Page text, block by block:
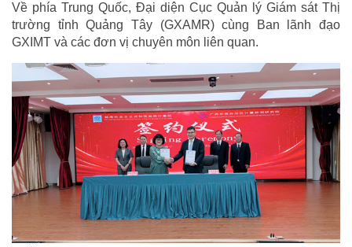
Về phía Trung Quốc, Đại diện Cục Quản lý Giám sát Thị
trường tỉnh Quảng Tây (GXAMR) cùng Ban lãnh đạo
GXIMT và các đơn vị chuyên môn liên quan.